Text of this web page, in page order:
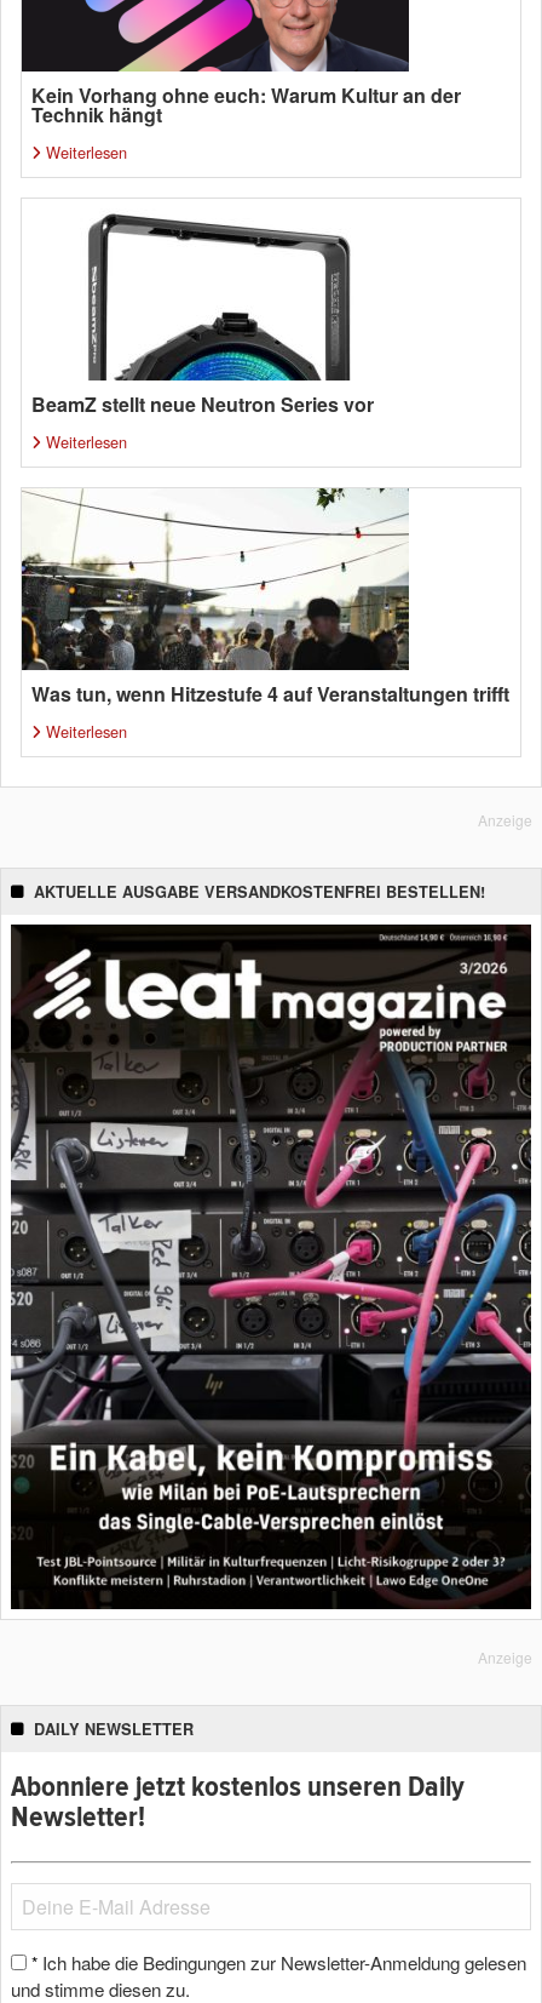
Kein Vorhang ohne euch: Warum Kultur an der
Technik hängt
Weiterlesen
BeamZ stellt neue Neutron Series vor
Weiterlesen
Was tun, wenn Hitzestufe 4 auf Veranstaltungen trifft
Weiterlesen
Anzeige
AKTUELLE AUSGABE VERSANDKOSTENFREI BESTELLEN!
Anzeige
DAILY NEWSLETTER
Abonniere jetzt kostenlos unseren Daily
Newsletter!
* Ich habe die Bedingungen zur Newsletter-Anmeldung gelesen
und stimme diesen zu.